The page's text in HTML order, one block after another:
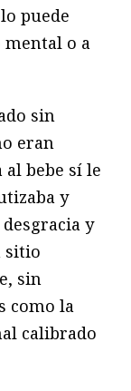
puede
o a
sin
eran
al bebe sí le
y
y
sitio
sin
como la
calibrado